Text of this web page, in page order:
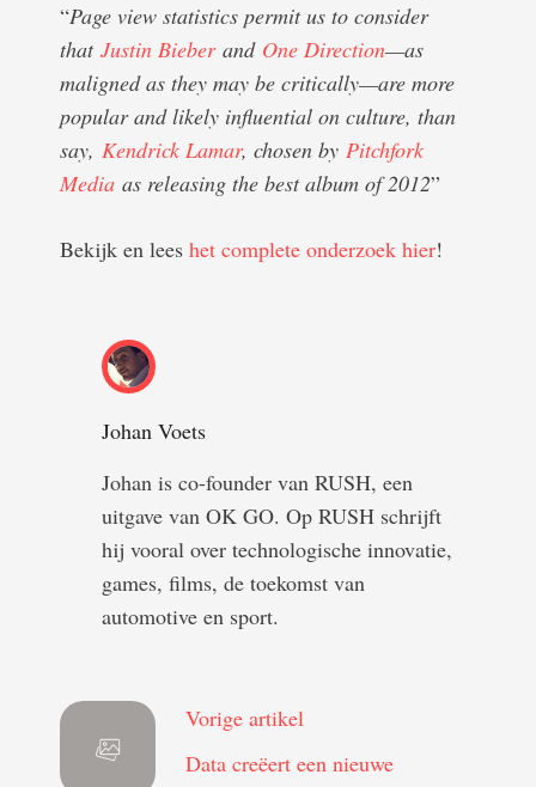
“Page view statistics permit us to consider
that Justin Bieberand One Direction—as
maligned as they may be critically—are more
popular and likely influential on culture, than
say, Kendrick Lamar, chosen by Pitchfork
Media as releasing the best album of 2012”
Bekijk en lees het complete onderzoek hier!
Johan Voets
Johan is co-founder van RUSH, een
uitgave van OK GO. Op RUSH schrijft
hij vooral over technologische innovatie,
games, films, de toekomst van
automotive en sport.
Vorige artikel
Data creëert een nieuwe